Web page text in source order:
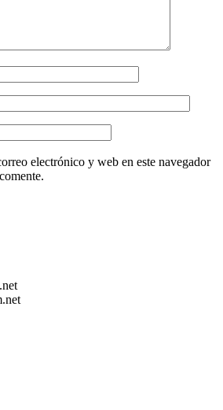
electrónico y web en este navegador